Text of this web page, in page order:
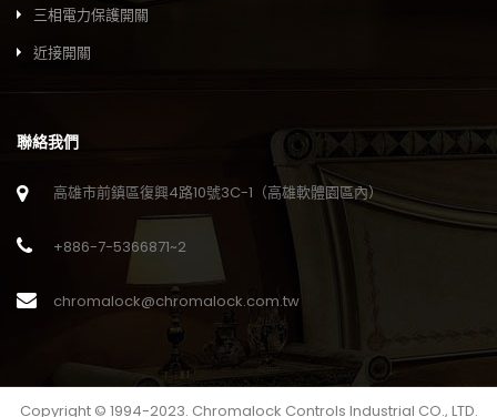
三相電力保護開關
近接開關
聯絡我們
高雄市前鎮區復興4路10號3C-1（高雄軟體園區內）
+886-7-5366871~2
chromalock@chromalock.com.tw
Copyright © 1994-2023. Chromalock Controls Industrial CO., LTD.